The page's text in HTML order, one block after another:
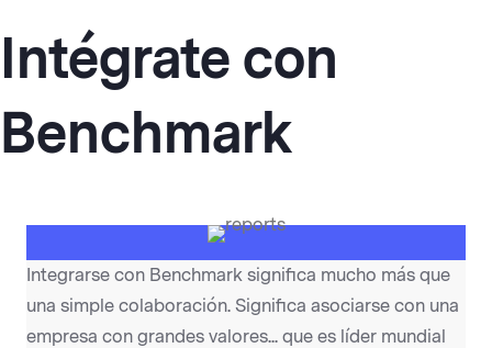
Intégrate con
Benchmark
Integrarse con Benchmark significa mucho más que
una simple colaboración. Significa asociarse con una
empresa con grandes valores... que es líder mundial